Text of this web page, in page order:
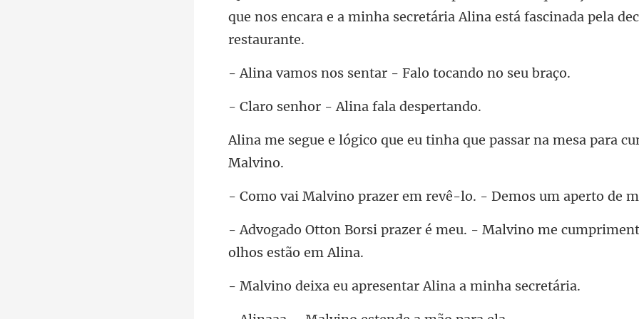
que nos encara e a minha secretá
sentar - Falo to
r - Alina fal
eu tinha que passar na mes
azer em revê-lo. - De
meu. - Malvino me
apresentar Alina